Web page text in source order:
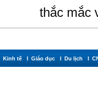
thắc mắc
Kinh tế I Giáo dục I Du lịch I